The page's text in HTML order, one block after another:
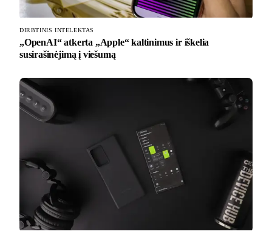
DIRBTINIS INTELEKTAS
„OpenAI“ atkerta „Apple“ kaltinimus ir iškelia
susirašinėjimą į viešumą